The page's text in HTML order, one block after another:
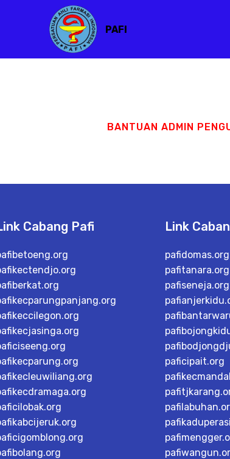
PAFI
BANTUAN ADMIN
Cabang Pafi Link
pafidomas.org
pafitanara.org
pafiseneja.org
paficipait.org